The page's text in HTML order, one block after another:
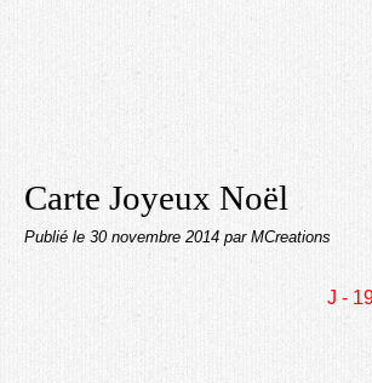
Carte Joyeux Noël
Publié le 30 novembre 2014 par MCreations
J -